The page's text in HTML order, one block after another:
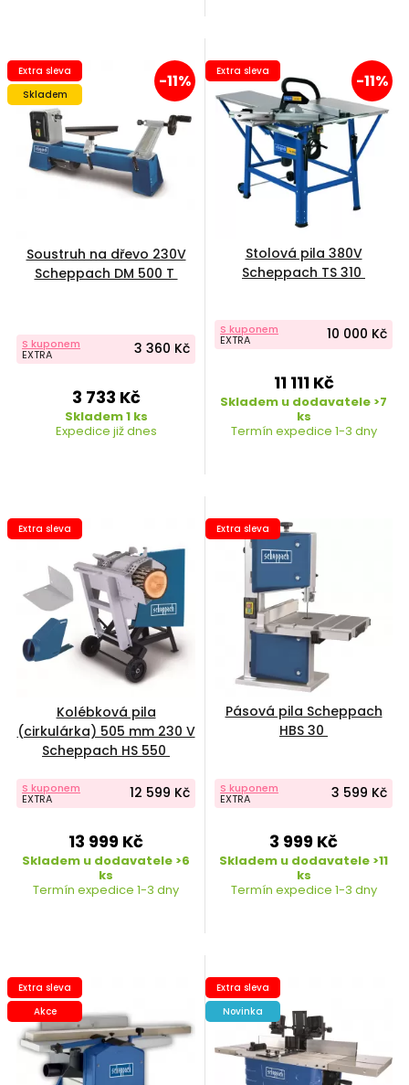
-11%
Extra sleva
Skladem
Soustruh na dřevo 230V
Scheppach DM 500 T
S kuponem
EXTRA 3 360 Kč
3 733 Kč
Skladem 1 ks
Expedice již dnes
-11%
Extra sleva
Stolová pila 380V
Scheppach TS 310
S kuponem
EXTRA 10 000 Kč
11 111 Kč
Skladem u dodavatele >7
ks
Termín expedice 1-3 dny
Extra sleva
Kolébková pila
(cirkulárka) 505 mm 230 V
Scheppach HS 550
S kuponem
EXTRA 12 599 Kč
13 999 Kč
Skladem u dodavatele >6
ks
Termín expedice 1-3 dny
Extra sleva
Pásová pila Scheppach
HBS 30
S kuponem
EXTRA 3 599 Kč
3 999 Kč
Skladem u dodavatele >11
ks
Termín expedice 1-3 dny
Extra sleva
Akce
Extra sleva
Novinka